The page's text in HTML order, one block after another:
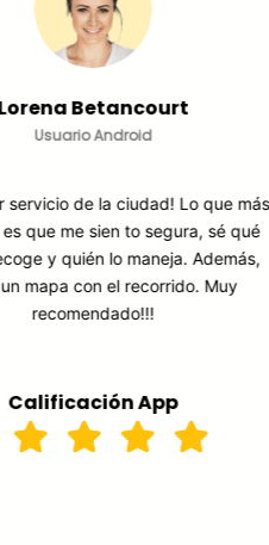
Restrepo
Usuario Android
aplicación. Los servicios se
poco tiempo, puedo ver el trayecto
momento, y saber que taxi y
se me fue asignado. Muy seguro.